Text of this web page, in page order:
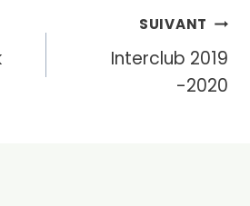
SUIVANT
Interclub 2019
-2020